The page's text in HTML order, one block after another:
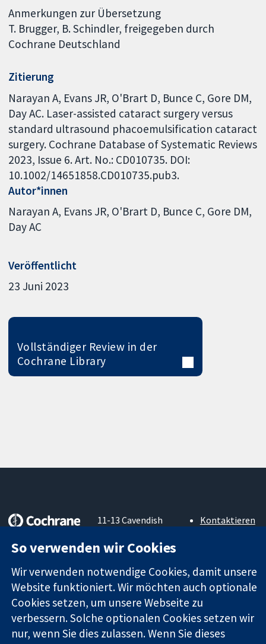
Anmerkungen zur Übersetzung
T. Brugger, B. Schindler, freigegeben durch
Cochrane Deutschland
Zitierung
Narayan A, Evans JR, O'Brart D, Bunce C, Gore DM,
Day AC. Laser-assisted cataract surgery versus
standard ultrasound phacoemulsification cataract
surgery. Cochrane Database of Systematic Reviews
2023, Issue 6. Art. No.: CD010735. DOI:
10.1002/14651858.CD010735.pub3.
Autor*innen
Narayan A Evans JR O'Brart D Bunce C Gore DM
Day AC
Veröffentlicht
23 Juni 2023
Vollständiger Review in der
Cochrane Library
Zuverlässige
Informierte
Entscheidungen
Bessere
Gesundheit
11-13 Cavendish
London
Vereinigtes
Königreich
Kontaktieren
Über uns
Cochrane
So verwenden wir Cookies
Wir verwenden notwendige Cookies, damit unsere
Website funktioniert. Wir möchten auch optionale
Cookies setzen, um unsere Webseite zu
verbessern. Solche optionalen Cookies setzen wir
nur, wenn Sie dies zulassen. Wenn Sie dieses